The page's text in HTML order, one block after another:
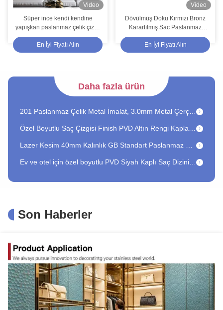
Video
Süper ince kendi kendine
yapışkan paslanmaz çelik çizgi,
duvar ve mobilya dekorasyonu
için esnek metal rulo, stokta
çoklu renkler
En İyi Fiyatı Alın
Video
Dövülmüş Doku Kırmızı Bronz
Karartılmış Sac Paslanmaz
Çelik Sac
En İyi Fiyatı Alın
Daha fazla ürün
7C PVC Film Ss 304 Sac Ayna Finish 1.2mm Kalınlık HV230 Sertlik
Altıgen Altın Kaplama Paslanmaz Çelik Sac 10ft Uzunluk TISCO Malzeme
ASTM 304 Paslanmaz Çelik Metal İmalat 200mm Çap PVD Kaplama
Rhombus 0.6 Mm Paslanmaz Çelik Sac 8x4 Damgalı LISCO Malzeme
8ft Kabartmalı Paslanmaz Çelik Sac, Damgalı Eşkenar Dörtgen Ss Altın Ayna Levha
201 Paslanmaz Çelik Kazınmış Sac Pvd Gül Altın Rengi HRB100 Sertlik
Son Haberler